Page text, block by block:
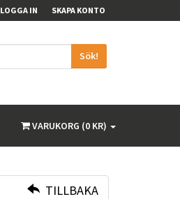
LOGGA IN SKAPA KONTO
Sök!
VARUKORG (0 KR)
TILLBAKA